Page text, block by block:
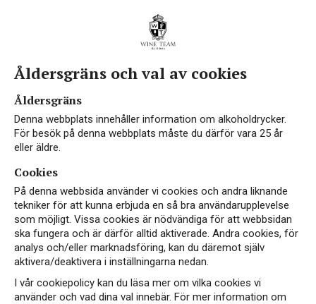
Åldersgräns och val av cookies
Åldersgräns
Denna webbplats innehåller information om alkoholdrycker.
För besök på denna webbplats måste du därför vara 25 år
eller äldre.
Cookies
På denna webbsida använder vi cookies och andra liknande
tekniker för att kunna erbjuda en så bra användarupplevelse
som möjligt. Vissa cookies är nödvändiga för att webbsidan
ska fungera och är därför alltid aktiverade. Andra cookies, för
analys och/eller marknadsföring, kan du däremot själv
aktivera/deaktivera i inställningarna nedan.
I vår cookiepolicy kan du läsa mer om vilka cookies vi
använder och vad dina val innebär. För mer information om